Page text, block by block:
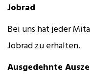
Jobrad
Bei uns hat jeder
Jobrad zu erhalten.
Ausgedehnte